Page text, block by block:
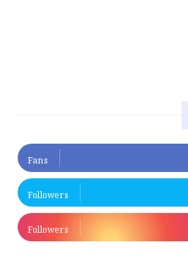
Fans
Followers
Followers